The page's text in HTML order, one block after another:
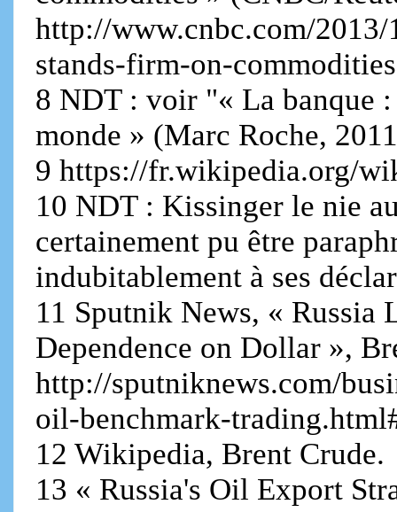
http://www.cnbc.com/
stands-firm-on-
8 NDT : voir "« La banque
monde » (Marc Roche,
9 https://fr.wikipedia.org/
10 NDT : Kissinger le nie
certainement pu être
indubitablement à ses
11 Sputnik News, « Russia
Dependence on Dollar »,
http://sputniknews.com/
oil-benchmark-
12 Wikipedia, Brent Crude.
13 « Russia's Oil Export